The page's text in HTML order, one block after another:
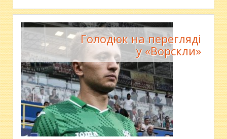
Голодюк на перегляді
у «Ворскли»